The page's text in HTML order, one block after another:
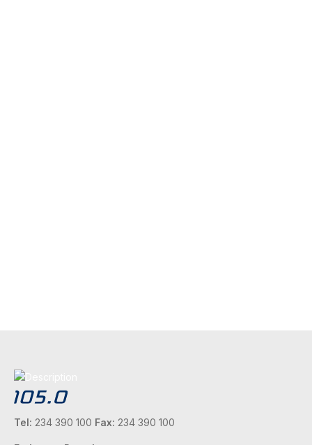
Tel: 234 390 100 Fax: 234 390 100